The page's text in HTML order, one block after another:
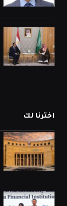
اخترنا لك